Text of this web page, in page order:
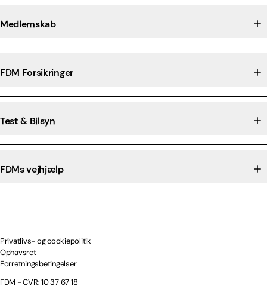
Medlemskab
FDM Forsikringer
Test & Bilsyn
FDMs vejhjælp
Privatlivs- og cookiepolitik
Ophavsret
Forretningsbetingelser
FDM - CVR: 10 37 67 18